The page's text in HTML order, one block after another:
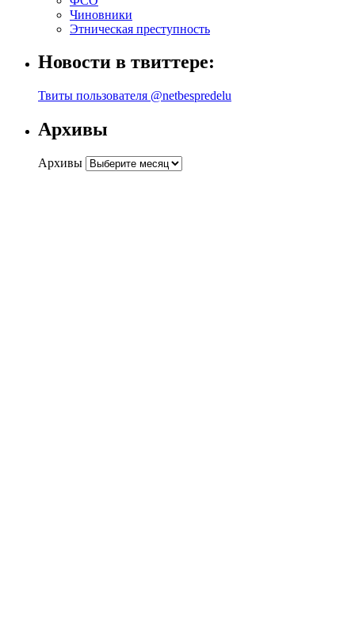
Чиновники
Этническая преступность
Новости в твиттере:
Твиты пользователя @netbespredelu
Архивы
Архивы